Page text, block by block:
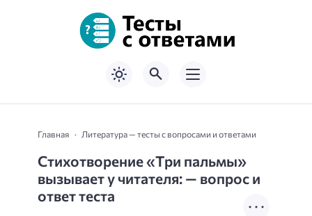
Главная Литература — тесты с вопросами и ответами
Стихотворение «Три пальмы»
вызывает у читателя: — вопрос и
ответ теста